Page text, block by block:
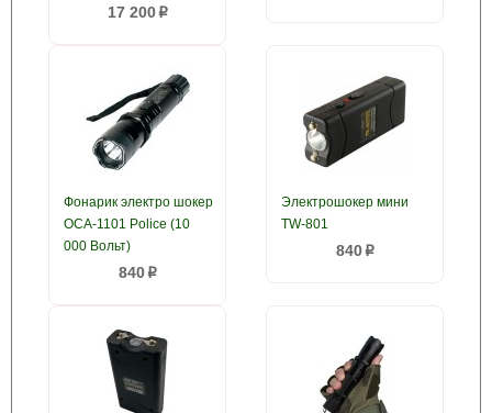
17 200p
Фонарик электро шокер
ОСА-1101 Police (10
000 Вольт)
840p
Электрошокер мини
TW-801
840p